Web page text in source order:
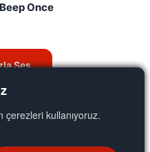
kullanıyoruz.
Beep Once
Ses